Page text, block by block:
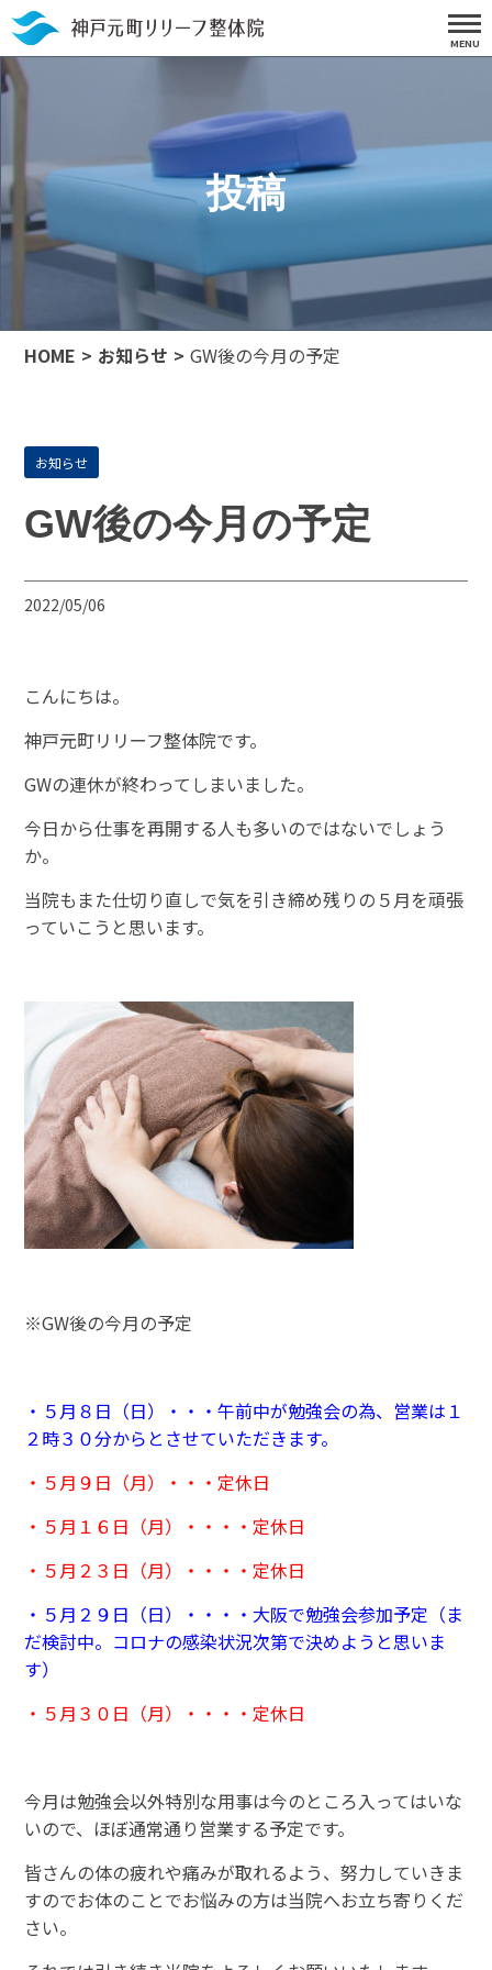
投稿
HOME お知らせ GW後の今月の予定
お知らせ
GW後の今月の予定
2022/05/06
こんにちは。
神戸元町リリーフ整体院です。
GWの連休が終わってしまいました。
今日から仕事を再開する人も多いのではないでしょう
か。
当院もまた仕切り直しで気を引き締め残りの５月を頑張
っていこうと思います。
※GW後の今月の予定
・５月８日（日）・・・午前中が勉強会の為、営業は１
２時３０分からとさせていただきます。
・５月９日（月）・・・定休日
・５月１６日（月）・・・・定休日
・５月２３日（月）・・・・定休日
・５月２９日（日）・・・・大阪で勉強会参加予定（ま
だ検討中。コロナの感染状況次第で決めようと思いま
す）
・５月３０日（月）・・・・定休日
今月は勉強会以外特別な用事は今のところ入ってはいな
いので、ほぼ通常通り営業する予定です。
皆さんの体の疲れや痛みが取れるよう、努力していきま
すのでお体のことでお悩みの方は当院へお立ち寄りくだ
さい。